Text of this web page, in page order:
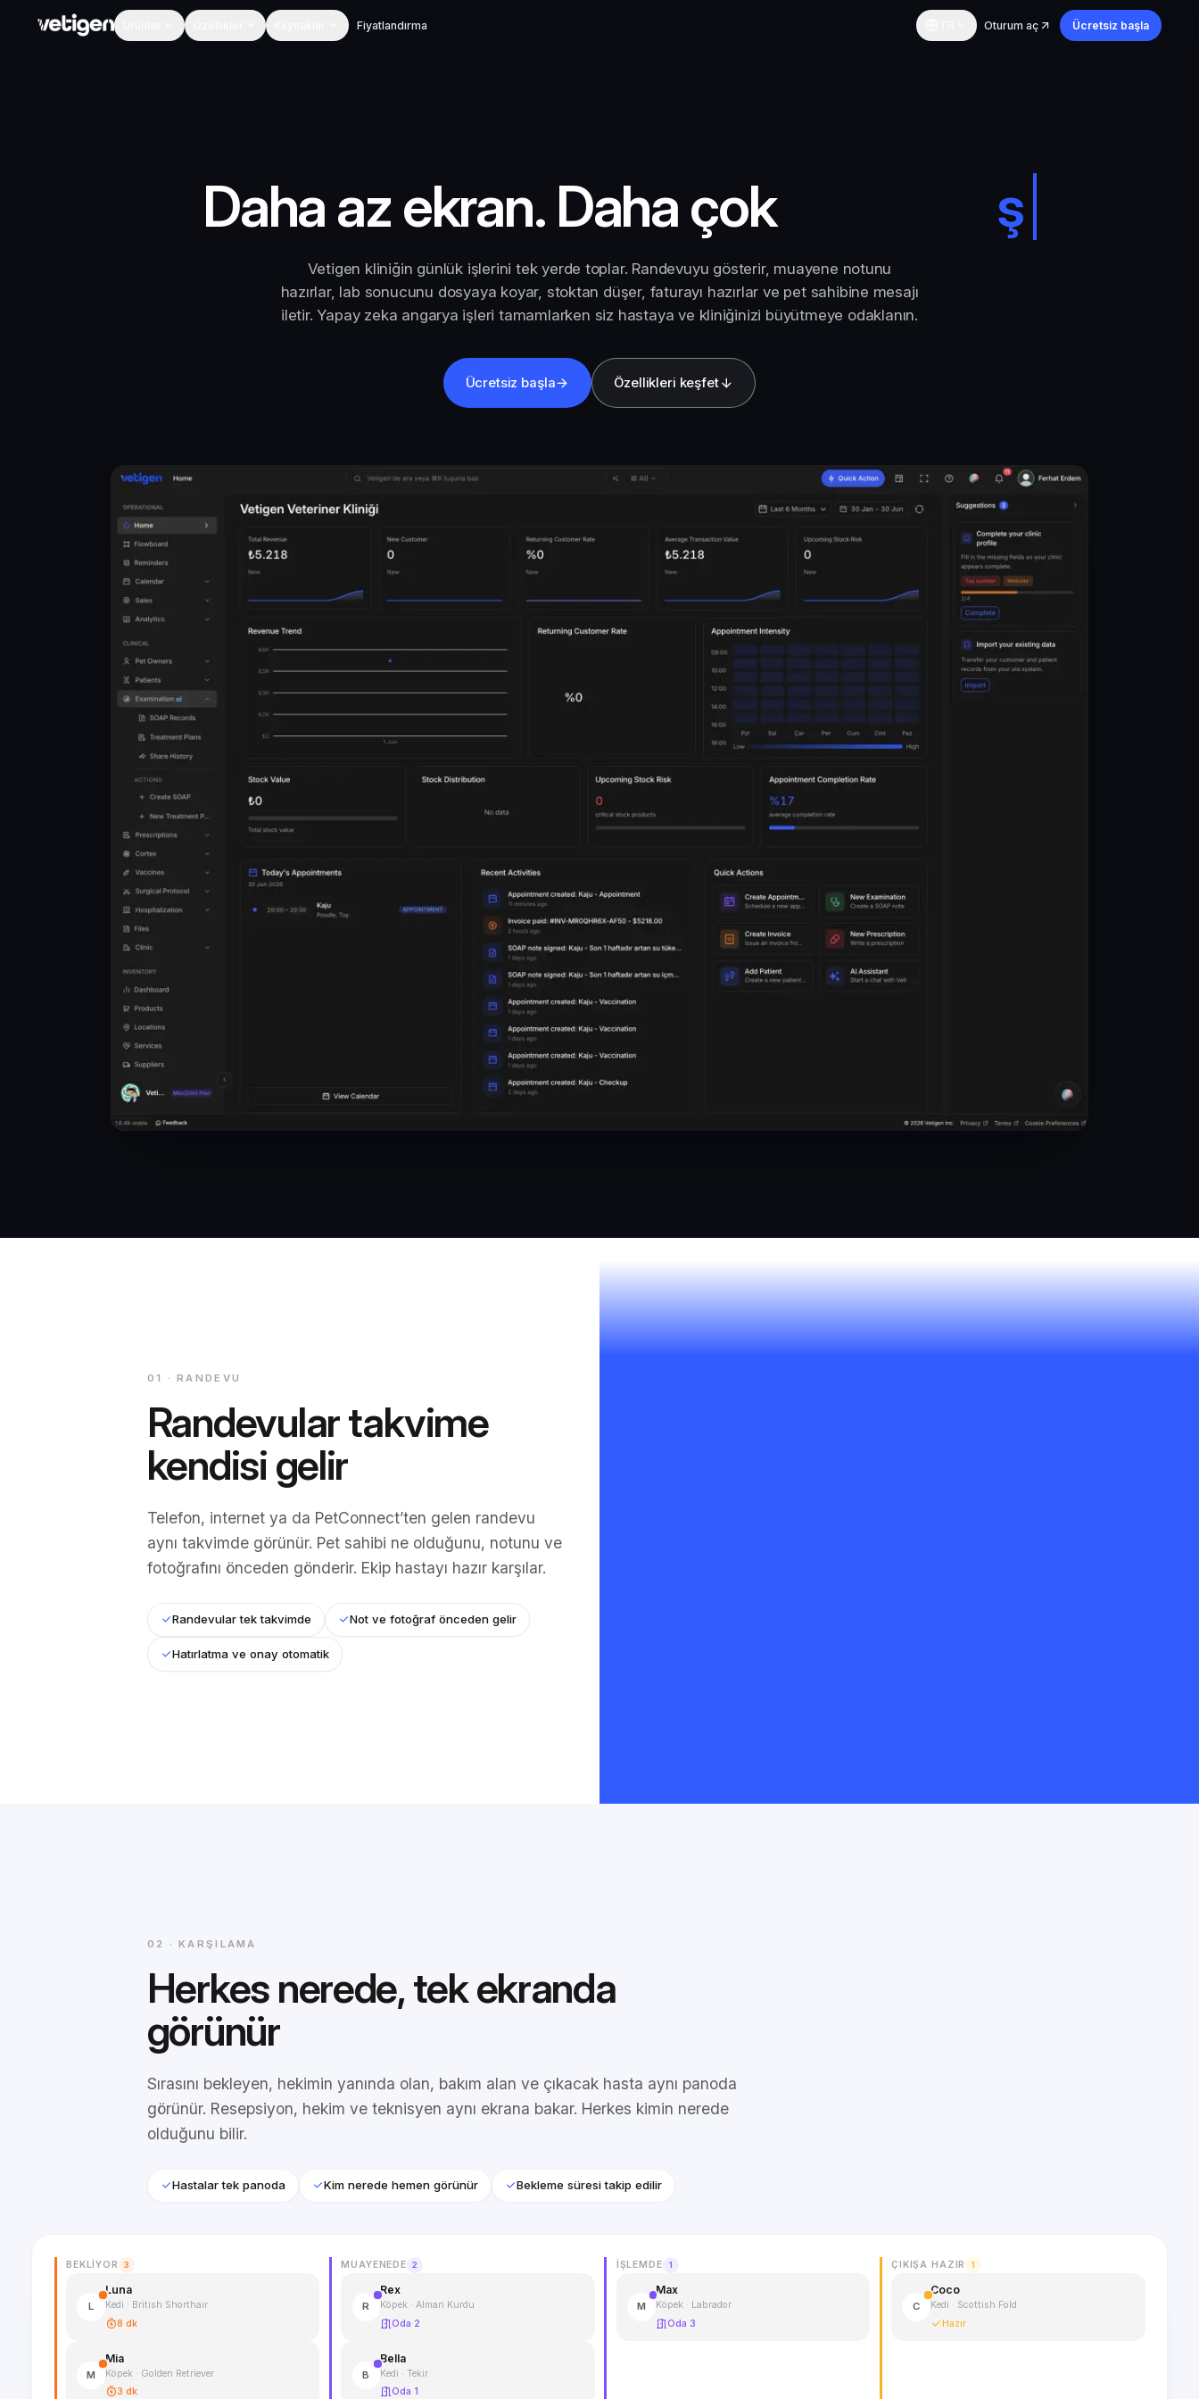
Fiyatlandırma Oturum aç Ücretsiz başla
Daha az ekran. Daha çok şefkat
Vetigen kliniğin günlük işlerini tek yerde toplar. Randevuyu gösterir, muayene notunu
hazırlar, lab sonucunu dosyaya koyar, stoktan düşer, faturayı hazırlar ve pet sahibine mesajı
iletir. Yapay zeka angarya işleri tamamlarken siz hastaya ve kliniğinizi büyütmeye odaklanın.
Ücretsiz başla Özellikleri keşfet
01 · RANDEVU
Randevular takvime
kendisi gelir
Telefon, internet ya da PetConnect’ten gelen randevu
aynı takvimde görünür. Pet sahibi ne olduğunu, notunu ve
fotoğrafını önceden gönderir. Ekip hastayı hazır karşılar.
Randevular tek takvimde Not ve fotoğraf önceden gelir
Hatırlatma ve onay otomatik
02 · KARŞILAMA
Herkes nerede, tek ekranda
görünür
Sırasını bekleyen, hekimin yanında olan, bakım alan ve çıkacak hasta aynı panoda
görünür. Resepsiyon, hekim ve teknisyen aynı ekrana bakar. Herkes kimin nerede
olduğunu bilir.
Hastalar tek panoda Kim nerede hemen görünür Bekleme süresi takip edilir
BEKLIYOR 3
L
Luna
Kedi · British Shorthair
8 dk
M
Mia
Köpek · Golden Retriever
3 dk
MUAYENEDE 2
R
Rex
Köpek · Alman Kurdu
Oda 2
B
Bella
Kedi · Tekir
Oda 1
İŞLEMDE 1
M
Max
Köpek · Labrador
Oda 3
ÇIKIŞA HAZIR 1
C
Coco
Kedi · Scottish Fold
Hazır